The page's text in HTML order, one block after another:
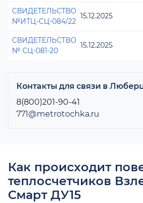
СВИДЕТЕЛЬСТВО
№ИТЦ-СЦ-084/22
15.12.2025
СВИДЕТЕЛЬСТВО
№ СЦ-081-20
15.12.2025
Контакты для связи в
8(800)201-90-41
771@metrotochka.ru
Как происходит
теплосчетчиков
Смарт ДУ15